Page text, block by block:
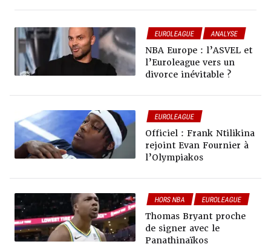
EUROLEAGUE ANALYSE
NBA Europe : l’ASVEL et
l’Euroleague vers un
divorce inévitable ?
EUROLEAGUE
Officiel : Frank Ntilikina
rejoint Evan Fournier à
l’Olympiakos
HORS NBA EUROLEAGUE
Thomas Bryant proche
de signer avec le
Panathinaïkos